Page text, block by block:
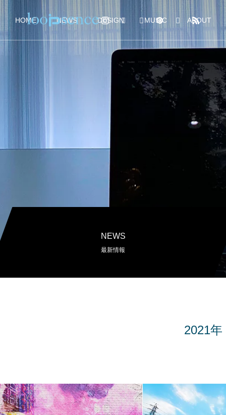
HOME NEWS DESIGN MUSIC ABOUT
NEWS
最新情報
2021年